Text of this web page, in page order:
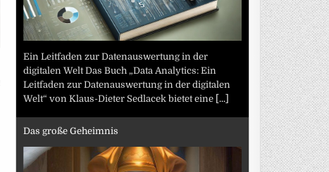
Ein Leitfaden zur Datenauswertung in der
digitalen Welt Das Buch „Data Analytics: Ein
Leitfaden zur Datenauswertung in der digitalen
Welt“ von Klaus-Dieter Sedlacek bietet eine [...]
Das große Geheimnis